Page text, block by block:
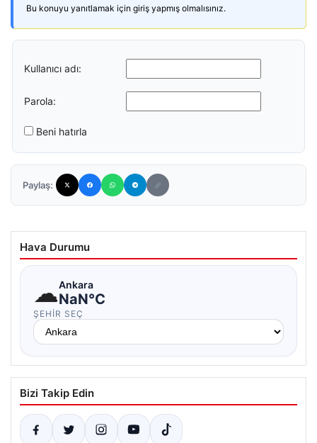
Bu konuyu yanıtlamak için giriş yapmış olmalısınız.
Kullanıcı adı:
Parola:
Beni hatırla
Paylaş:
Hava Durumu
☁Ankara
NaN°C
ŞEHIR SEÇ
Bizi Takip Edin